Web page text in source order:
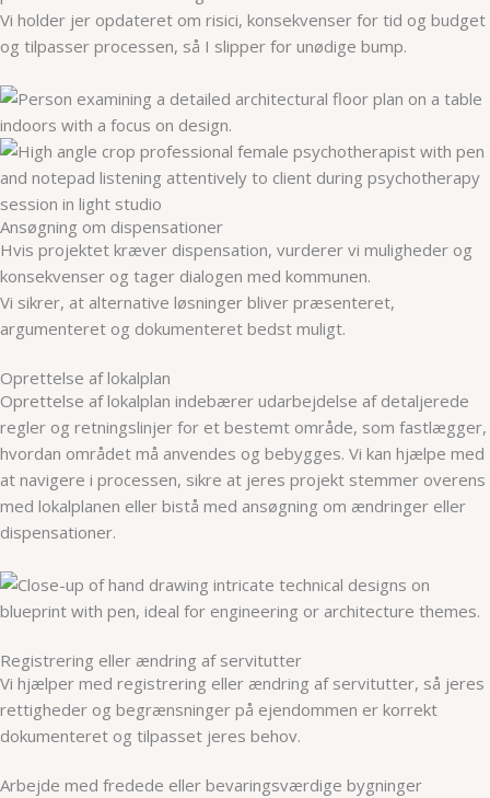
Vi holder jer opdateret om risici, konsekvenser for tid og budget
og tilpasser processen, så I slipper for unødige bump.
Ansøgning om dispensationer
Hvis projektet kræver dispensation, vurderer vi muligheder og
konsekvenser og tager dialogen med kommunen.
Vi sikrer, at alternative løsninger bliver præsenteret,
argumenteret og dokumenteret bedst muligt.
Oprettelse af lokalplan
Oprettelse af lokalplan indebærer udarbejdelse af detaljerede
regler og retningslinjer for et bestemt område, som fastlægger,
hvordan området må anvendes og bebygges. Vi kan hjælpe med
at navigere i processen, sikre at jeres projekt stemmer overens
med lokalplanen eller bistå med ansøgning om ændringer eller
dispensationer.
Registrering eller ændring af servitutter
Vi hjælper med registrering eller ændring af servitutter, så jeres
rettigheder og begrænsninger på ejendommen er korrekt
dokumenteret og tilpasset jeres behov.
Arbejde med fredede eller bevaringsværdige bygninger